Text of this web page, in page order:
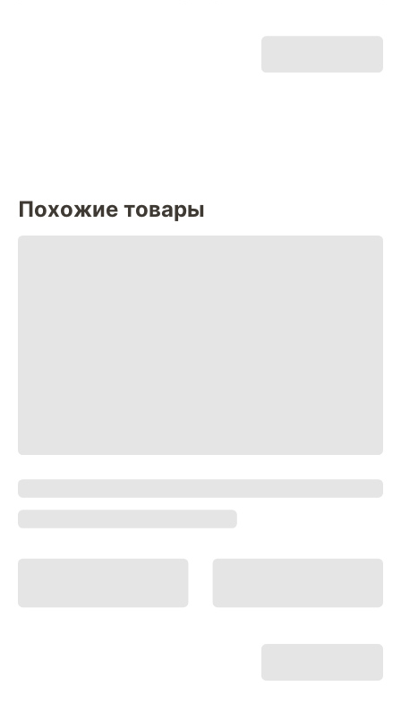
Похожие товары